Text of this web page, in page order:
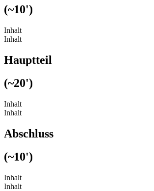
(~10')
Inhalt
Inhalt
Hauptteil
(~20')
Inhalt
Inhalt
Abschluss
(~10')
Inhalt
Inhalt